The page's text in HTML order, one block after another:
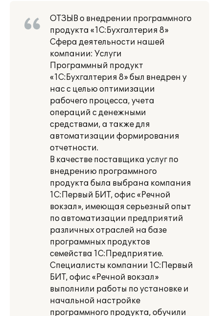
ОТЗЫВ о внедрении программного
продукта «1С:Бухгалтерия 8»
Сфера деятельности нашей
компании: Услуги
Программный продукт
«1С:Бухгалтерия 8» был внедрен у
нас с целью оптимизации
рабочего процесса, учета
операций с денежными
средствами, а также для
автоматизации формирования
отчетности.
В качестве поставщика услуг по
внедрению программного
продукта была выбрана компания
1С:Первый БИТ, офис «Речной
вокзал», имеющая серьезный опыт
по автоматизации предприятий
различных отраслей на базе
программных продуктов
семейства 1С:Предприятие.
Специалисты компании 1С:Первый
БИТ, офис «Речной вокзал»
выполнили работы по установке и
начальной настройке
программного продукта, обучили